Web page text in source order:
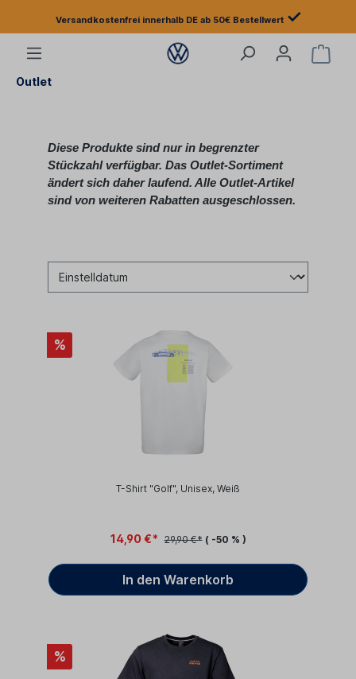
Versandkostenfrei innerhalb DE ab 50€ Bestellwert ✓
Outlet
Diese Produkte sind nur in begrenzter
Stückzahl verfügbar. Das Outlet‑Sortiment
ändert sich daher laufend. Alle Outlet‑Artikel
sind von weiteren Rabatten ausgeschlossen.
%
T-Shirt "Golf", Unisex, Weiß
14,90 €* 29,90 €* ( -50 % )
In den Warenkorb
%